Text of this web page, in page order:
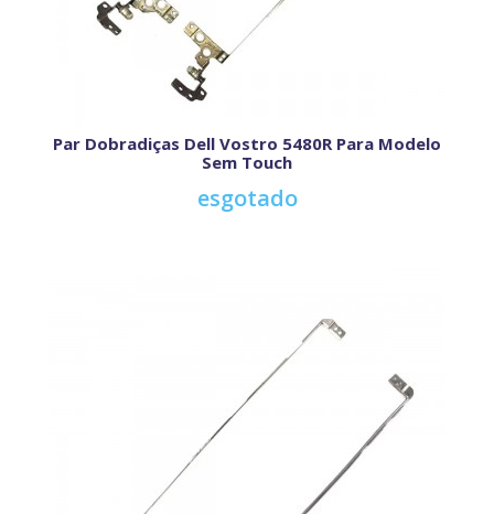
Par Dobradiças Dell Vostro 5480R Para Modelo
Sem Touch
esgotado